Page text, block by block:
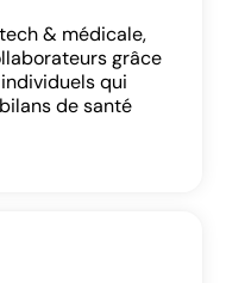
& médicale,
grâce
qui
de santé
e-mail valide ?
rh.com